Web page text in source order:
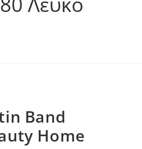
Band
Home